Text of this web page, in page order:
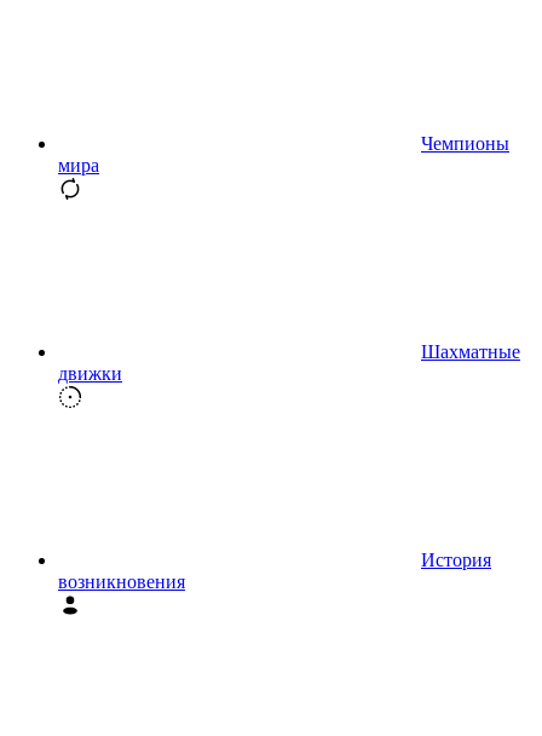
Чемпионы
мира
Шахматные
движки
История
возникновения